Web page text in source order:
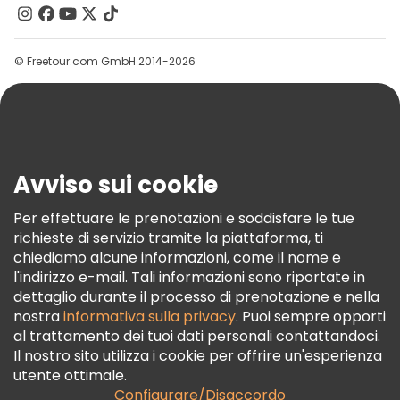
Tour gratuiti nelle vicinanze Pantheon
Contattaci
Gruppi
Aiuto
Termini E Condizioni
Informativa Sui Cookie
Freetour Premi
Programma Di Fidelizzazione
© Freetour.com GmbH 2014-2026
Avviso sui cookie
Per effettuare le prenotazioni e soddisfare le tue
richieste di servizio tramite la piattaforma, ti
chiediamo alcune informazioni, come il nome e
l'indirizzo e-mail. Tali informazioni sono riportate in
dettaglio durante il processo di prenotazione e nella
nostrainformativa sulla privacy. Puoi sempre opporti
al trattamento dei tuoi dati personali contattandoci.
Il nostro sito utilizza i cookie per offrire un'esperienza
utente ottimale.
Configurare/Disaccordo